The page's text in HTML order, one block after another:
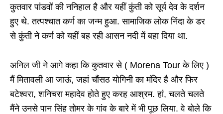
कुतवार पांडवों की ननिहाल है और यहीं कुंती को सूर्य देव के दर्शन
हुए थे. तत्पश्चात कर्ण का जन्म हुआ. सामाजिक लोक निंदा के डर
से कुंती ने कर्ण को यहीं बह रही आसन नदी में बहा दिया था.
अनिल जी ने आगे कहा कि कुतवार से ( Morena Tour के लिए )
मैं मितावली आ जाऊं, जहां चौंसठ योगिनी का मंदिर है और फिर
बटेश्वरा, शनिचरा महादेव होते हुए करह आश्रम. हां, चलते चलते
मैंने उनसे पान सिंह तोमर के गांव के बारे में भी पूछ लिया. वे बोले कि